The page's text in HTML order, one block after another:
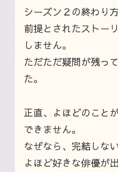
シーズン２の終わり
前提とされたストー
しません。
ただただ疑問が残っ
た。
正直、よほどのこと
できません。
なぜなら、完結しない
よほど好きな俳優が